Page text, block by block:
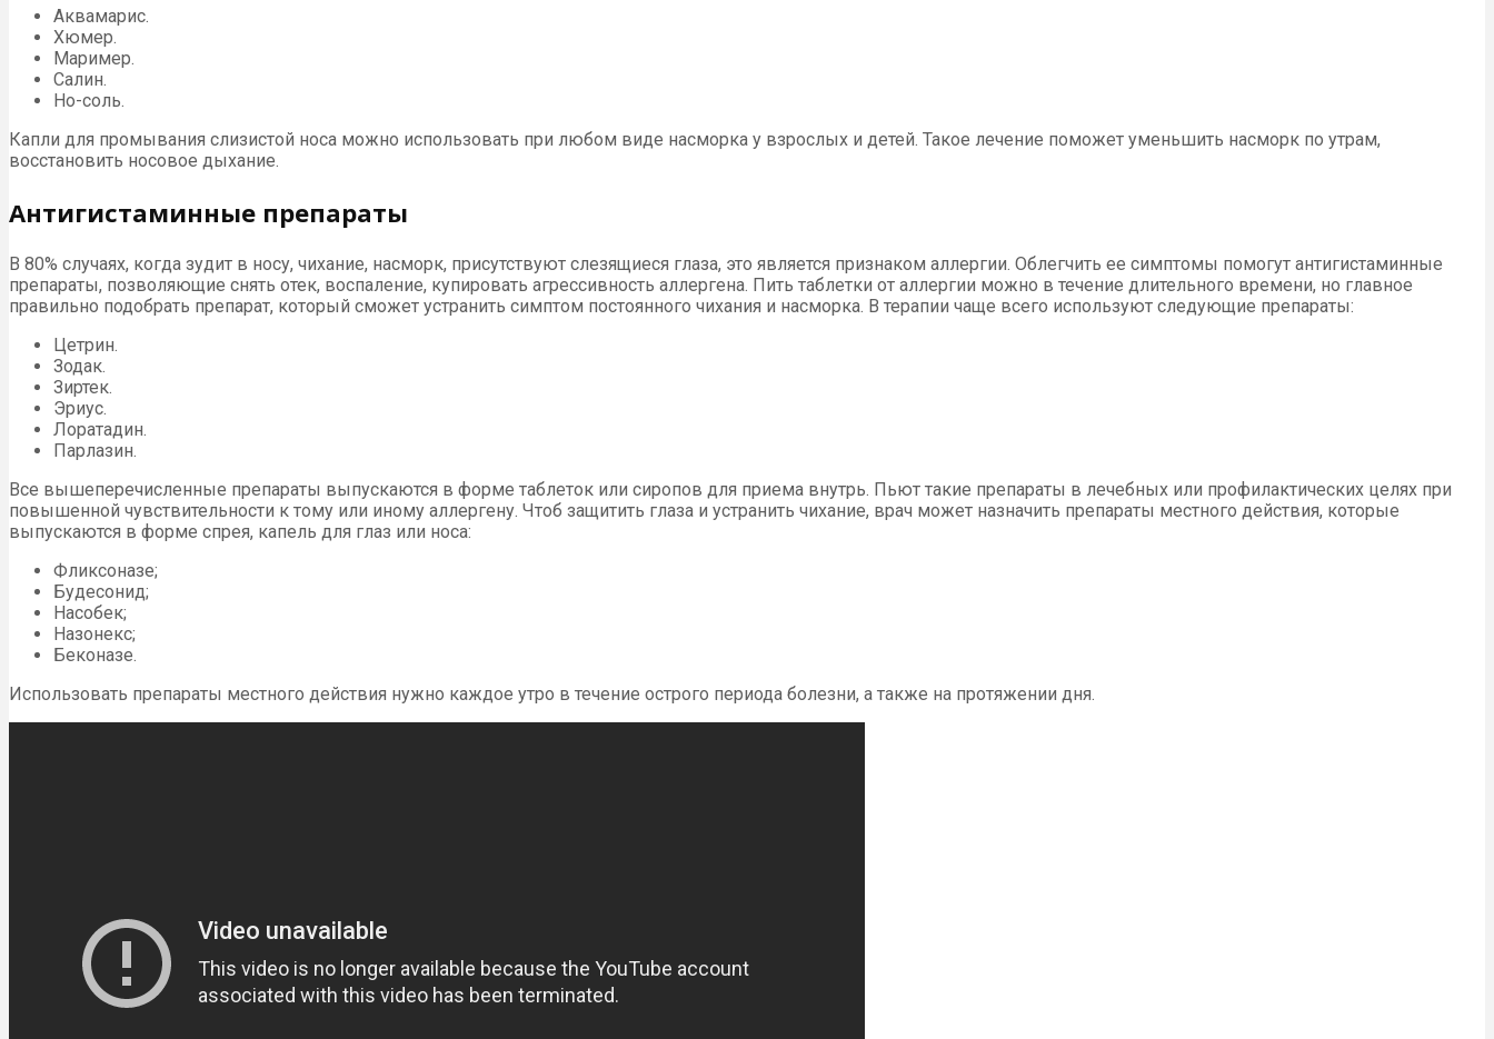
Аквамарис.
Хюмер.
Маример.
Салин.
Но-соль.
Капли для промывания слизистой носа можно использовать при любом виде насморка у взрослых и детей. Такое лечение поможет уменьшить насморк по утрам,
восстановить носовое дыхание.
Антигистаминные препараты
В 80% случаях, когда зудит в носу, чихание, насморк, присутствуют слезящиеся глаза, это является признаком аллергии. Облегчить ее симптомы помогут антигистаминные
препараты, позволяющие снять отек, воспаление, купировать агрессивность аллергена. Пить таблетки от аллергии можно в течение длительного времени, но главное
правильно подобрать препарат, который сможет устранить симптом постоянного чихания и насморка. В терапии чаще всего используют следующие препараты:
Цетрин.
Зодак.
Зиртек.
Эриус.
Лоратадин.
Парлазин.
Все вышеперечисленные препараты выпускаются в форме таблеток или сиропов для приема внутрь. Пьют такие препараты в лечебных или профилактических целях при
повышенной чувствительности к тому или иному аллергену. Чтоб защитить глаза и устранить чихание, врач может назначить препараты местного действия, которые
выпускаются в форме спрея, капель для глаз или носа:
Фликсоназе;
Будесонид;
Насобек;
Назонекс;
Беконазе.
Использовать препараты местного действия нужно каждое утро в течение острого периода болезни, а также на протяжении дня.